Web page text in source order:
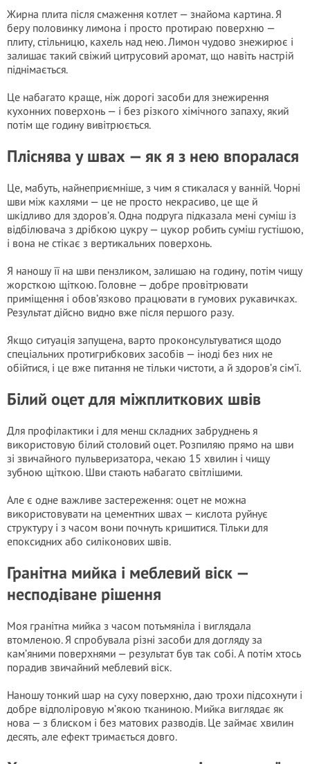
Жирна плита після смаження котлет — знайома картина. Я
беру половинку лимона і просто протираю поверхню —
плиту, стільницю, кахель над нею. Лимон чудово знежирює і
залишає такий свіжий цитрусовий аромат, що навіть настрій
піднімається.
Це набагато краще, ніж дорогі засоби для знежирення
кухонних поверхонь — і без різкого хімічного запаху, який
потім ще годину вивітрюється.
Пліснява у швах — як я з нею впоралася
Це, мабуть, найнеприємніше, з чим я стикалася у ванній. Чорні
шви між кахлями — це не просто некрасиво, це ще й
шкідливо для здоров’я. Одна подруга підказала мені суміш із
відбілювача з дрібкою цукру — цукор робить суміш густішою,
і вона не стікає з вертикальних поверхонь.
Я наношу її на шви пензликом, залишаю на годину, потім чищу
жорсткою щіткою. Головне — добре провітрювати
приміщення і обов’язково працювати в гумових рукавичках.
Результат дійсно видно вже після першого разу.
Якщо ситуація запущена, варто проконсультуватися щодо
спеціальних протигрибкових засобів — іноді без них не
обійтися, і це вже питання не тільки чистоти, а й здоров’я сім’ї.
Білий оцет для міжплиткових швів
Для профілактики і для менш складних забруднень я
використовую білий столовий оцет. Розпиляю прямо на шви
зі звичайного пульверизатора, чекаю 15 хвилин і чищу
зубною щіткою. Шви стають набагато світлішими.
Але є одне важливе застереження: оцет не можна
використовувати на цементних швах — кислота руйнує
структуру і з часом вони почнуть кришитися. Тільки для
епоксидних або силіконових швів.
Гранітна мийка і меблевий віск —
несподіване рішення
Моя гранітна мийка з часом потьмяніла і виглядала
втомленою. Я спробувала різні засоби для догляду за
кам’яними поверхнями — результат був так собі. А потім хтось
порадив звичайний меблевий віск.
Наношу тонкий шар на суху поверхню, даю трохи підсохнути і
добре відполіровую м’якою тканиною. Мийка виглядає як
нова — з блиском і без матових разводів. Це займає хвилин
десять, але ефект тримається довго.